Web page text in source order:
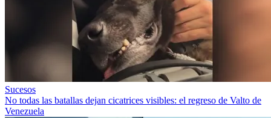
Sucesos
No todas las batallas dejan cicatrices visibles: el regreso de Valto de
Venezuela